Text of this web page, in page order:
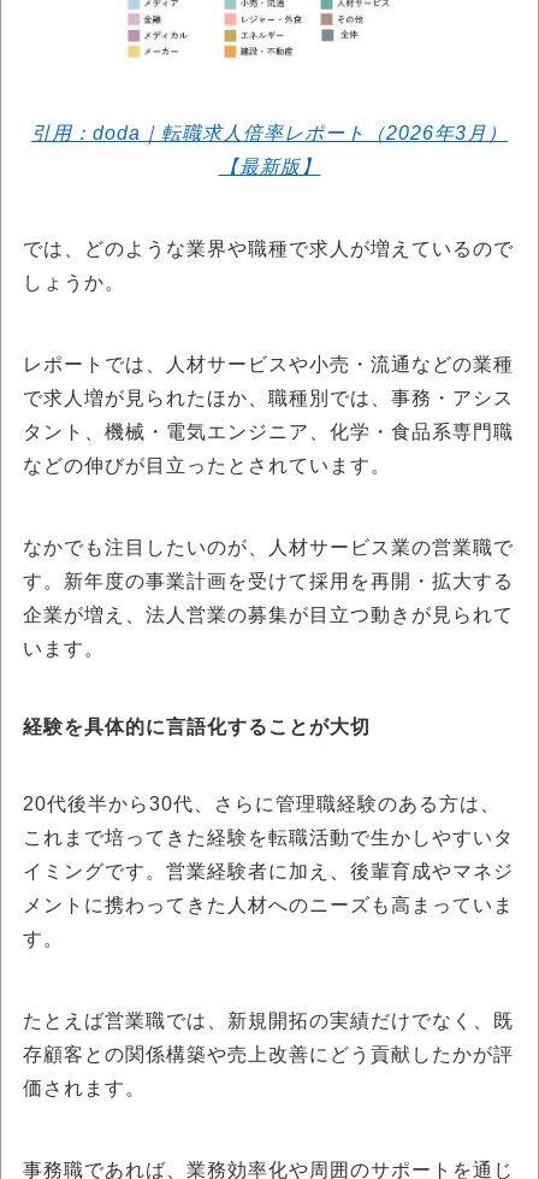
引用：doda｜転職求人倍率レポート（2026年3月）
【最新版】
では、どのような業界や職種で求人が増えているので
しょうか。
レポートでは、人材サービスや小売・流通などの業種
で求人増が見られたほか、職種別では、事務・アシス
タント、機械・電気エンジニア、化学・食品系専門職
などの伸びが目立ったとされています。
なかでも注目したいのが、人材サービス業の営業職で
す。新年度の事業計画を受けて採用を再開・拡大する
企業が増え、法人営業の募集が目立つ動きが見られて
います。
経験を具体的に言語化することが大切
20代後半から30代、さらに管理職経験のある方は、
これまで培ってきた経験を転職活動で生かしやすいタ
イミングです。営業経験者に加え、後輩育成やマネジ
メントに携わってきた人材へのニーズも高まっていま
す。
たとえば営業職では、新規開拓の実績だけでなく、既
存顧客との関係構築や売上改善にどう貢献したかが評
価されます。
事務職であれば、業務効率化や周囲のサポートを通じ